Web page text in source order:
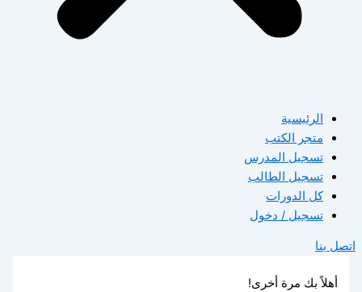
الرئيسية
متجر الكتب
تسجيل المدرس
تسجيل الطالب
كل الدورات
تسجيل / دخول
اتصل بنا
أهلاً بك مرة أخرى!